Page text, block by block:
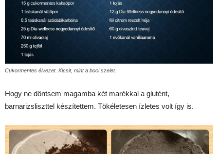
Cukormentes élvezet. Kicsit, mint a boci szelet.
Hogy ne döntsem magamba két marékkal a glutént,
barnarizsliszttel készítettem. Tökéletesen ízletes volt így is.